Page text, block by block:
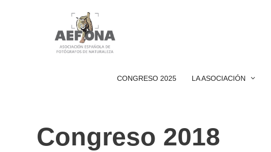
CONGRESO 2025 LA ASOCIACIÓN
Congreso 2018